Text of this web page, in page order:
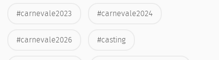
#carnevale2023 #carnevale2024
#carnevale2026 #casting